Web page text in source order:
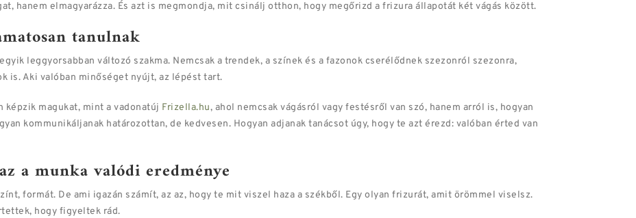
hanem elmagyarázza. És azt is megmondja, mit csinálj otthon, hogy megőrizd a frizura állapotát két vágás között.
tanulnak
leggyorsabban változó szakma. Nemcsak a trendek, a színek és a fazonok cserélődnek szezonról szezonra,
is. Aki valóban minőséget nyújt, az lépést tart.
képzik magukat, mint a vadonatúj Frizella.hu, ahol nemcsak vágásról vagy festésről van szó, hanem arról is, hogyan
kommunikáljanak határozottan, de kedvesen. Hogyan adjanak tanácsot úgy, hogy te azt érezd: valóban érted van
a munka valódi eredménye
formát. De ami igazán számít, az az, hogy te mit viszel haza a székből. Egy olyan frizurát, amit örömmel viselsz.
hogy figyeltek rád.